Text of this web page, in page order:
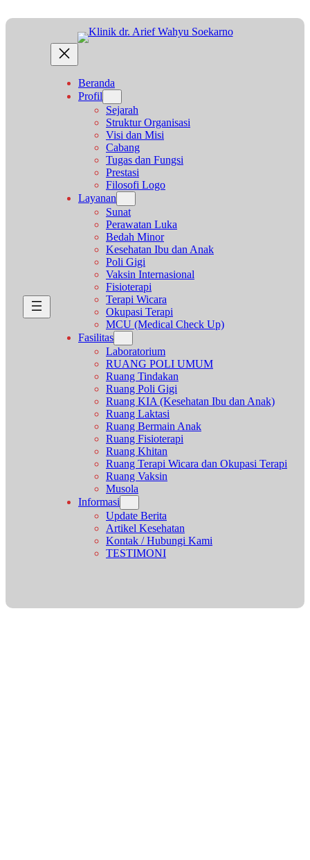
ke
Beranda
Profil
Sejarah
Struktur Organisasi
Visi dan Misi
Cabang
Tugas dan Fungsi
Prestasi
Filosofi Logo
Layanan
Sunat
Perawatan Luka
Bedah Minor
Kesehatan Ibu dan Anak
Poli Gigi
Vaksin Internasional
Fisioterapi
Terapi Wicara
Okupasi Terapi
MCU (Medical Check Up)
Fasilitas
Laboratorium
RUANG POLI UMUM
Ruang Tindakan
Ruang Poli Gigi
Ruang KIA (Kesehatan Ibu dan Anak)
Ruang Laktasi
Ruang Bermain Anak
Ruang Fisioterapi
Ruang Khitan
Ruang Terapi Wicara dan Okupasi Terapi
Ruang Vaksin
Musola
Informasi
Update Berita
Artikel Kesehatan
Kontak / Hubungi Kami
TESTIMONI